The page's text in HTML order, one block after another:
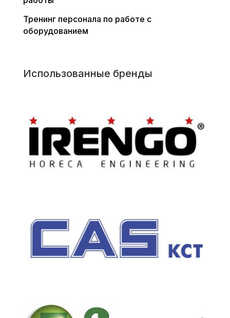
Тренинг персонала по работе с
оборудованием
Использованные бренды